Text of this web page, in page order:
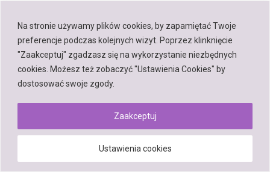
Na stronie używamy plików cookies, by zapamiętać Twoje
preferencje podczas kolejnych wizyt. Poprzez klinknięcie
"Zaakceptuj" zgadzasz się na wykorzystanie niezbędnych
cookies. Możesz też zobaczyć "Ustawienia Cookies" by
dostosować swoje zgody.
Ustawienia cookies
Zaakceptuj